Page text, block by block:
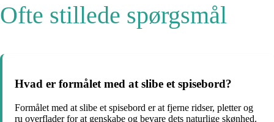
Ofte stillede spørgsmål
Hvad er formålet med at slibe et spisebord?
Formålet med at slibe et spisebord er at fjerne ridser, pletter og
ru overflader for at genskabe og bevare dets naturlige skønhed.